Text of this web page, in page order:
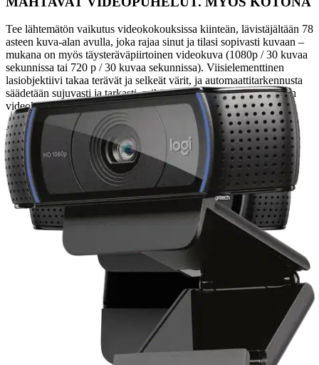
Tee lähtemätön vaikutus videokokouksissa kiinteän, lävistäjältään 78
asteen kuva-alan avulla, joka rajaa sinut ja tilasi sopivasti kuvaan –
mukana on myös täysteräväpiirtoinen videokuva (1080p / 30 kuvaa
sekunnissa tai 720 p / 30 kuvaa sekunnissa). Viisielementtinen
lasiobjektiivi takaa terävät ja selkeät värit, ja automaattitarkennusta
säädetään sujuvasti ja tarkasti, mikä tarjoaa yhtenäisen ja tasaisen
videokuvan
KAKSI MIKROFONIA STEREOÄÄNI
Verkkokamerassa on kaksi mikrofonia, yksi kameran kummallakin
sivulla, joten sillä tallentaa realistista ääntä useasta suunnasta –
äänesi kuulostaa kokouspuheluissa luonnolliselta ja selkeältä
MESTARI VIDEONEUVOTTELUISSA
Valitse, kuinka haluat näkyä videoneuvotteluissa. Logi Tune -
verkkokameraohjelmistolla voit säätää asetuksia, kuten zoomausta ja
kuva-alaa, jotta näytät aina edustavalta. Pidä verkkokamerasi ajan
tasalla ja liity kokouksiin yhdellä napsautuksella
OPTIMAALINEN LAITEYMPÄRISTÖ
Logitech G HUB -ohjelmisto tarjoaa yhden portaalin, jolla optimoit
ja mukautat kaikki tuetut Logitech G -laitteet: hiiret, näppäimistöt,
kuulokemikrofonit, kaiuttimet ja verkkokamerat